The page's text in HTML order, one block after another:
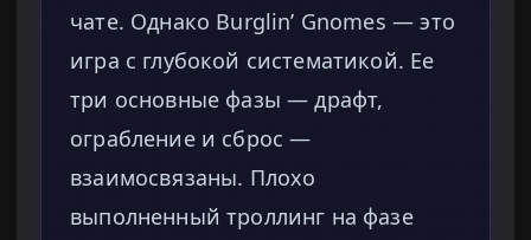
чате. Однако Burglin’ Gnomes — это
игра с глубокой систематикой. Ее
три основные фазы — драфт,
ограбление и сброс —
взаимосвязаны. Плохо
выполненный троллинг на фазе